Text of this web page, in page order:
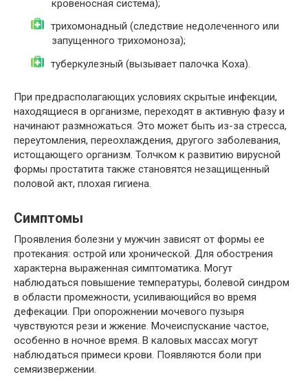
кровеносная система);
трихомонадный (следствие недолеченного или
запущенного трихомоноза);
туберкулезный (вызывает палочка Коха).
При предрасполагающих условиях скрытые инфекции,
находящиеся в организме, переходят в активную фазу и
начинают размножаться. Это может быть из-за стресса,
переутомления, переохлаждения, другого заболевания,
истощающего организм. Толчком к развитию вирусной
формы простатита также становятся незащищенный
половой акт, плохая гигиена.
Симптомы
Проявления болезни у мужчин зависят от формы ее
протекания: острой или хронической. Для обострения
характерна выраженная симптоматика. Могут
наблюдаться повышение температуры, болевой синдром
в области промежности, усиливающийся во время
дефекации. При опорожнении мочевого пузыря
чувствуются рези и жжение. Мочеиспускание частое,
особенно в ночное время. В каловых массах могут
наблюдаться примеси крови. Появляются боли при
семяизвержении.